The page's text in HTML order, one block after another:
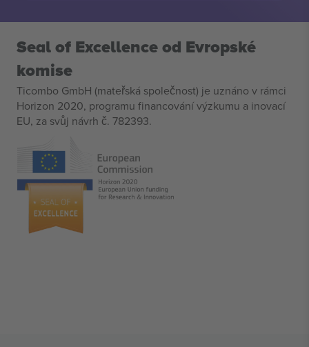
Seal of Excellence od Evropské
komise
Ticombo GmbH (mateřská společnost) je uznáno v rámci
Horizon 2020, programu financování výzkumu a inovací
EU, za svůj návrh č. 782393.